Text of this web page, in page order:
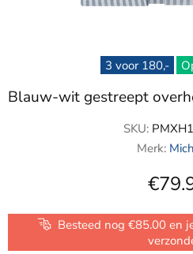
3 voor 180,-
Blauw-wit gestreept
SKU:
Merk:
Besteed nog €85.00 en